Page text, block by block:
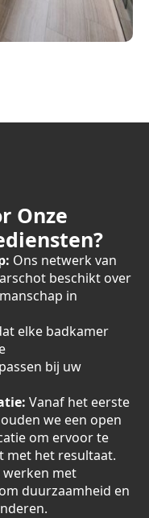
Onze
Ons netwerk van
beschikt over
in
elke badkamer
bij uw
Vanaf het eerste
we een open
om ervoor te
met het resultaat.
werken met
duurzaamheid en